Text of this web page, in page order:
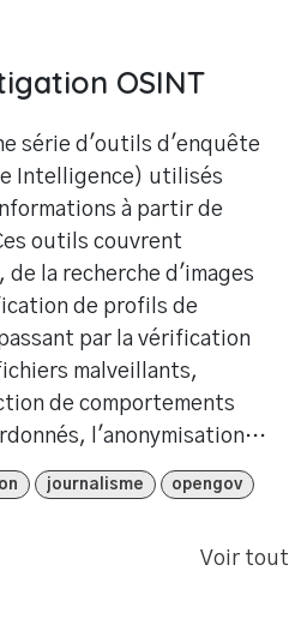
OSINT
série d'outils d'enquête
Intelligence) utilisés
à partir de
outils couvrent
de la recherche d'images
de profils de
par la vérification
malveillants,
de comportements
l'anonymisation,
de messagerie sur
bien plus encore.
accès.
journalisme opengov
Voir tout